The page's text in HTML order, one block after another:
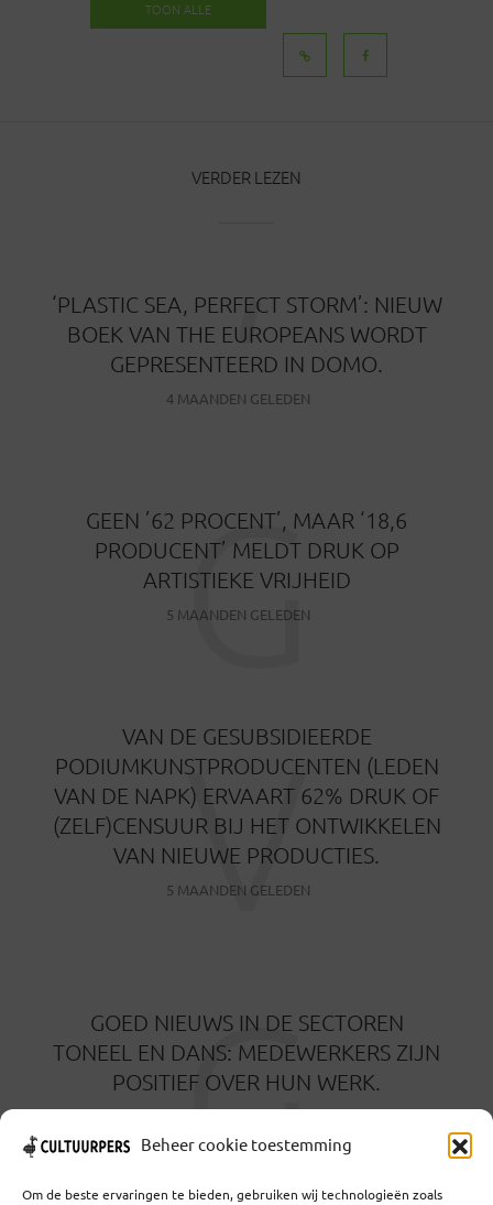
Beheer cookie toestemming
Om de beste ervaringen te bieden, gebruiken wij technologieën zoals
TOON ALLE
VERDER LEZEN
‘PLASTIC SEA, PERFECT STORM’: NIEUW
BOEK VAN THE EUROPEANS WORDT
GEPRESENTEERD IN DOMO.
4 MAANDEN GELEDEN
‘
GEEN ’62 PROCENT’, MAAR ‘18,6
PRODUCENT’ MELDT DRUK OP
ARTISTIEKE VRIJHEID
5 MAANDEN GELEDEN
G
VAN DE GESUBSIDIEERDE
PODIUMKUNSTPRODUCENTEN (LEDEN
VAN DE NAPK) ERVAART 62% DRUK OF
(ZELF)CENSUUR BIJ HET ONTWIKKELEN
VAN NIEUWE PRODUCTIES.
5 MAANDEN GELEDEN
V
GOED NIEUWS IN DE SECTOREN
TONEEL EN DANS: MEDEWERKERS ZIJN
POSITIEF OVER HUN WERK.
G